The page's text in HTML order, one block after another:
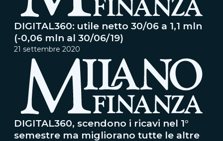
DIGITAL360: utile netto 30/06 a 1,1 mln
(-0,06 mln al 30/06/19)
21 settembre 2020
DIGITAL360, scendono i ricavi nel 1°
semestre ma migliorano tutte le altre